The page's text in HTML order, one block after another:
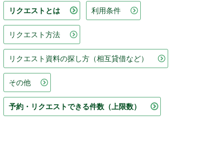
リクエストとは 利用条件
リクエスト方法
リクエスト資料の探し方（相互貸借など）
その他
予約・リクエストできる件数（上限数）